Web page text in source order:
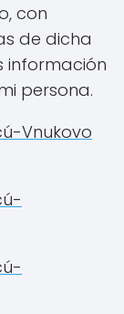
con
de dicha
información
persona.
Vnukovo